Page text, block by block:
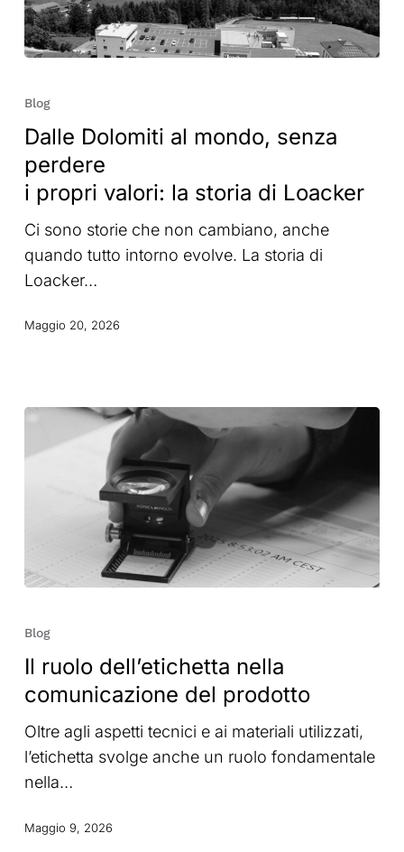
Dolomiti
mondo,
senza
perdere
i
valori:
storia
Blog
Dalle Dolomiti al mondo, senza
perdere
i propri valori: la storia di Loacker
Ci sono storie che non cambiano, anche
quando tutto intorno evolve. La storia di
Loacker…
Maggio 20, 2026
ruolo
nella
comunicazione
del
prodotto
Blog
Il ruolo dell’etichetta nella
comunicazione del prodotto
Oltre agli aspetti tecnici e ai materiali utilizzati,
l’etichetta svolge anche un ruolo fondamentale
nella…
Maggio 9, 2026